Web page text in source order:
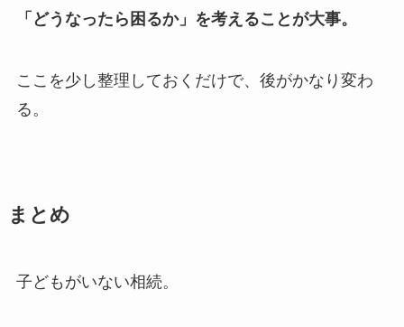
「どうなったら困るか」を考えることが大事。
ここを少し整理しておくだけで、後がかなり変わ
る。
まとめ
子どもがいない相続。